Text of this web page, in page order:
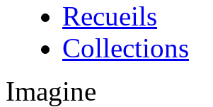
Recueils
Collections
Imagine